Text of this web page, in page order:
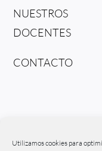
Utilizamos cookies para
NUESTROS
DOCENTES
CONTACTO